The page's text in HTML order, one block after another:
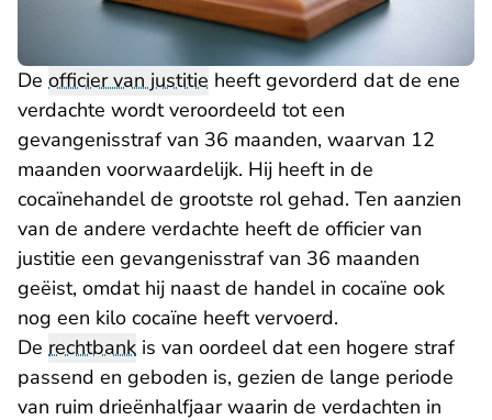
De officier van justitie heeft gevorderd dat de ene
verdachte wordt veroordeeld tot een
gevangenisstraf van 36 maanden, waarvan 12
maanden voorwaardelijk. Hij heeft in de
cocaïnehandel de grootste rol gehad. Ten aanzien
van de andere verdachte heeft de officier van
justitie een gevangenisstraf van 36 maanden
geëist, omdat hij naast de handel in cocaïne ook
nog een kilo cocaïne heeft vervoerd.
De rechtbank is van oordeel dat een hogere straf
passend en geboden is, gezien de lange periode
van ruim drieënhalfjaar waarin de verdachten in